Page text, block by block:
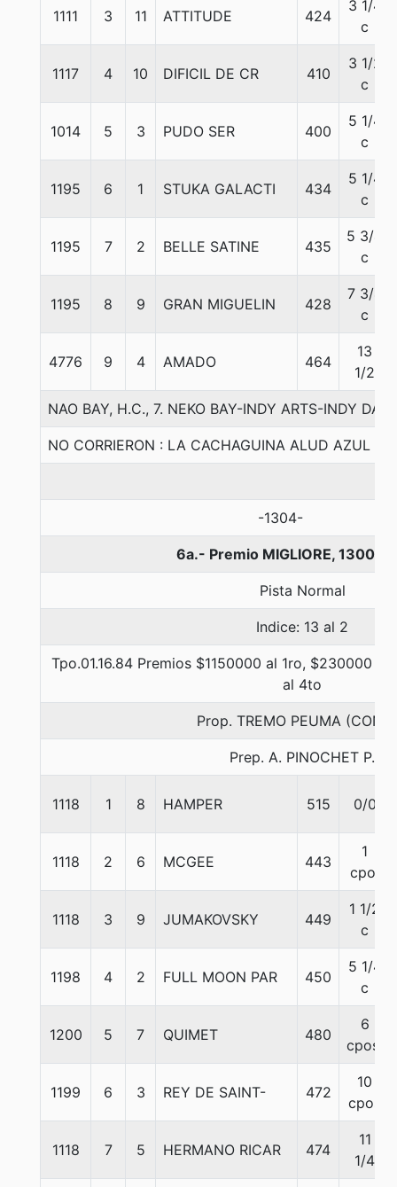
1111 3 11 ATTITUDE 424
3 1/4
c
1117 4 10 DIFICIL DE CR 410
3 1/2
c
1014 5 3 PUDO SER 400
5 1/4
c
1195 6 1 STUKA GALACTI 434
5 1/4
c
1195 7 2 BELLE SATINE 435
5 3/4
c
1195 8 9 GRAN MIGUELIN 428
7 3/4
c
4776 9 4 AMADO 464
13
1/2
NAO BAY, H.C., 7. NEKO BAY-INDY ARTS-INDY
NO CORRIERON : LA CACHAGUINA ALUD AZUL
-1304-
6a.- Premio MIGLIORE, 1300
Pista Normal
Indice: 13 al 2
Tpo.01.16.84 Premios $1150000 al 1ro, $230000
al 4to
Prop. TREMO PEUMA
Prep. A. PINOCHET P.
1118 1 8 HAMPER 515 0/0
1118 2 6 MCGEE 443
1
cpo.
1118 3 9 JUMAKOVSKY 449
1 1/2
c
1198 4 2 FULL MOON PAR 450
5 1/4
c
1200 5 7 QUIMET 480
6
cpos.
1199 6 3 REY DE SAINT- 472
10
cpos
1118 7 5 HERMANO RICAR 474
11
1/4